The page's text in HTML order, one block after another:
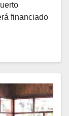
financiado